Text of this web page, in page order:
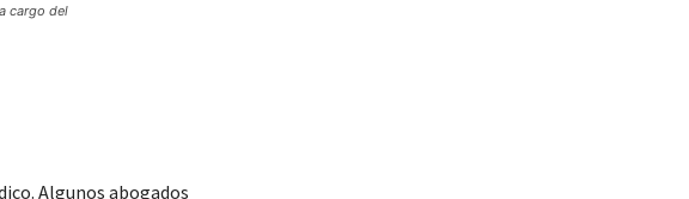
cargo del
Algunos abogados